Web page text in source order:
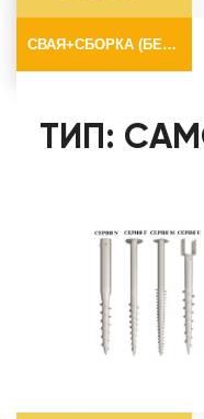
СВАЯ+СБОРКА (БЕЗ ОГОЛОВКА)
ТИП: